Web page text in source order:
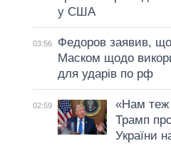
у США
03:56
Федоров заявив,
Маском щодо
для ударів по рф
02:59
«Нам теж
Трамп
України